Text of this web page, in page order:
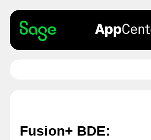
Fusion+ BDE: